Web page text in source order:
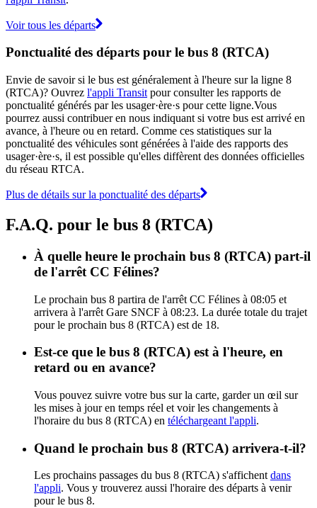
Voir tous les départs
Ponctualité des départs pour le bus 8 (RTCA)
Envie de savoir si le bus est généralement à l'heure sur la ligne 8
(RTCA)? Ouvrez l'appli Transit pour consulter les rapports de
ponctualité générés par les usager·ère·s pour cette ligne.Vous
pourrez aussi contribuer en nous indiquant si votre bus est arrivé en
avance, à l'heure ou en retard. Comme ces statistiques sur la
ponctualité des véhicules sont générées à l'aide des rapports des
usager·ère·s, il est possible qu'elles diffèrent des données officielles
du réseau RTCA.
Plus de détails sur la ponctualité des départs
F.A.Q. pour le bus 8 (RTCA)
À quelle heure le prochain bus 8 (RTCA) part-il
de l'arrêt CC Félines?
Le prochain bus 8 partira de l'arrêt CC Félines à 08:05 et
arrivera à l'arrêt Gare SNCF à 08:23. La durée totale du trajet
pour le prochain bus 8 (RTCA) est de 18.
Est-ce que le bus 8 (RTCA) est à l'heure, en
retard ou en avance?
Vous pouvez suivre votre bus sur la carte, garder un œil sur
les mises à jour en temps réel et voir les changements à
l'horaire du bus 8 (RTCA) en téléchargeant l'appli.
Quand le prochain bus 8 (RTCA) arrivera-t-il?
Les prochains passages du bus 8 (RTCA) s'affichent dans
l'appli. Vous y trouverez aussi l'horaire des départs à venir
pour le bus 8.